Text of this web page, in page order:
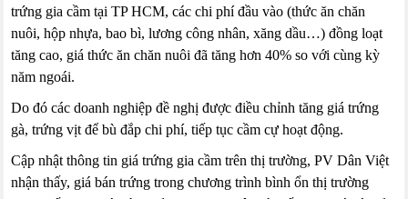
trứng gia cầm tại TP HCM, các chi phí đầu vào (thức ăn chăn
nuôi, hộp nhựa, bao bì, lương công nhân, xăng dầu…) đồng loạt
tăng cao, giá thức ăn chăn nuôi đã tăng hơn 40% so với cùng kỳ
năm ngoái.
Do đó các doanh nghiệp đề nghị được điều chỉnh tăng giá trứng
gà, trứng vịt để bù đắp chi phí, tiếp tục cầm cự hoạt động.
Cập nhật thông tin giá trứng gia cầm trên thị trường, PV Dân Việt
nhận thấy, giá bán trứng trong chương trình bình ổn thị trường